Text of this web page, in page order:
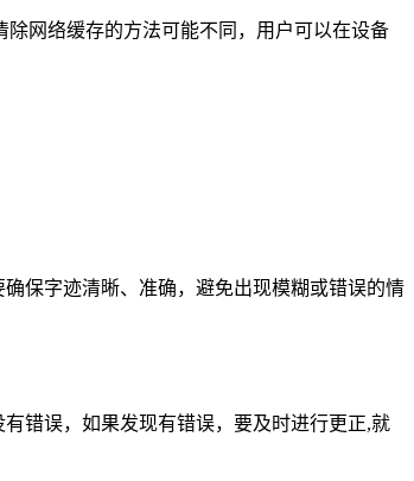
网络缓存的方法可能不同，用户可以在设备
保字迹清晰、准确，避免出现模糊或错误的情
错误，如果发现有错误，要及时进行更正,就